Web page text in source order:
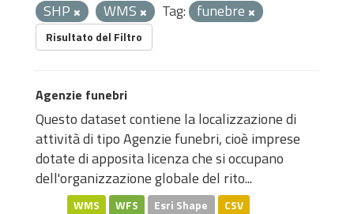
SHP
WMS Tag: funebre
Risultato del Filtro
Agenzie funebri
Questo dataset contiene la localizzazione di
attività di tipo Agenzie funebri, cioè imprese
dotate di apposita licenza che si occupano
dell'organizzazione globale del rito...
WMS WFS Esri Shape CSV